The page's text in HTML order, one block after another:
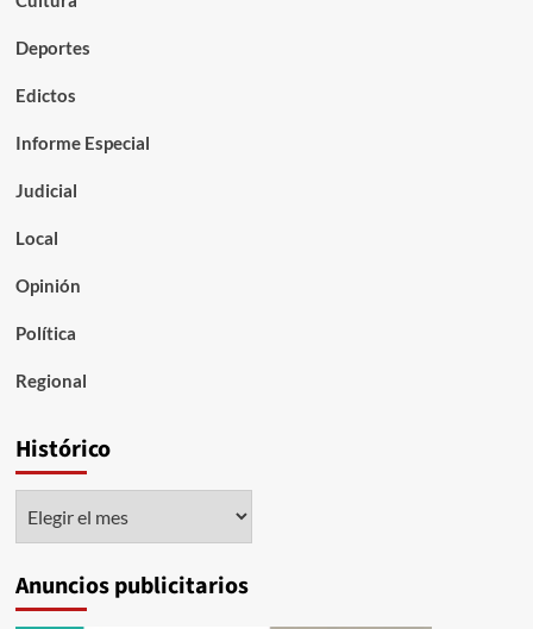
Deportes
Edictos
Informe Especial
Judicial
Local
Opinión
Política
Regional
Histórico
Anuncios publicitarios